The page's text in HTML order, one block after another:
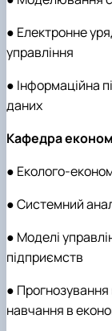
● Електронне
управління
● Інформаційна
даних
Кафедра
● Еколого-
● Системний
● Моделі
підприємств
●
навчання в